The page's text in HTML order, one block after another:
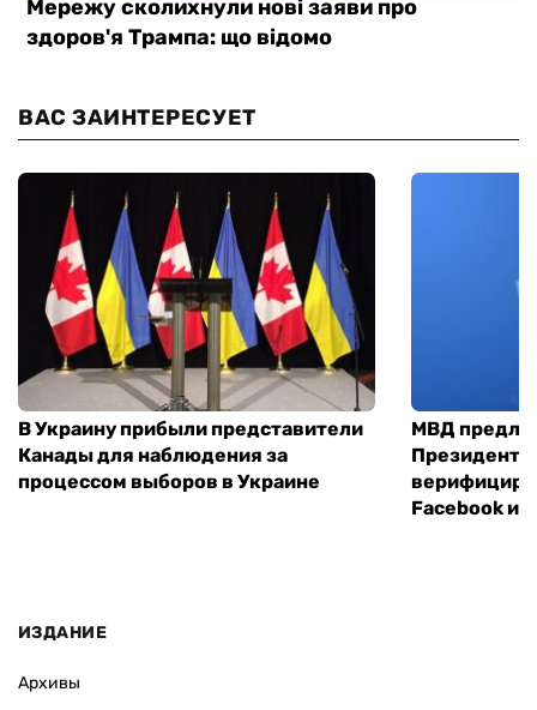
ВАС ЗАИНТЕРЕСУЕТ
В Украину прибыли представители
Канады для наблюдения за
процессом выборов в Украине
МВД
Facebook и
ИЗДАНИЕ
Архивы